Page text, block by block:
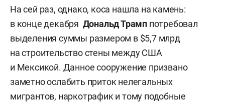
На сей раз, однако, коса нашла на камень:
в конце декабря Дональд Трамп потребовал
выделения суммы размером в $5,7 млрд
на строительство стены между США
и Мексикой. Данное сооружение призвано
заметно ослабить приток нелегальных
мигрантов, наркотрафик и тому подобные